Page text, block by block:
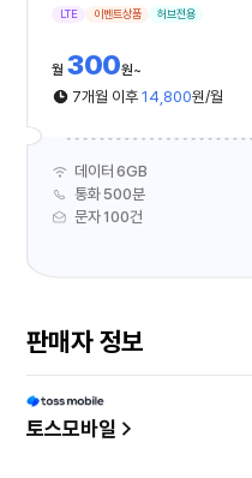
LTE 이벤트상품 허브전용
월 300원
7개월 이후 14,800원/월
데이터 6GB
통화 500분
문자 100건
판매자 정보
토스모바일